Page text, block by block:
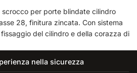
per porte blindate cilindro
28, finitura zincata. Con sistema
del cilindro e della corazza di
nella sicurezza